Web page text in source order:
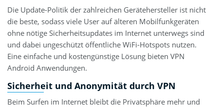
Die Update-Politik der zahlreichen Gerätehersteller ist nicht
die beste, sodass viele User auf älteren Mobilfunkgeräten
ohne nötige Sicherheitsupdates im Internet unterwegs sind
und dabei ungeschützt öffentliche WiFi-Hotspots nutzen.
Eine einfache und kostengünstige Lösung bieten VPN
Android Anwendungen.
Sicherheit und Anonymität durch VPN
Beim Surfen im Internet bleibt die Privatsphäre mehr und